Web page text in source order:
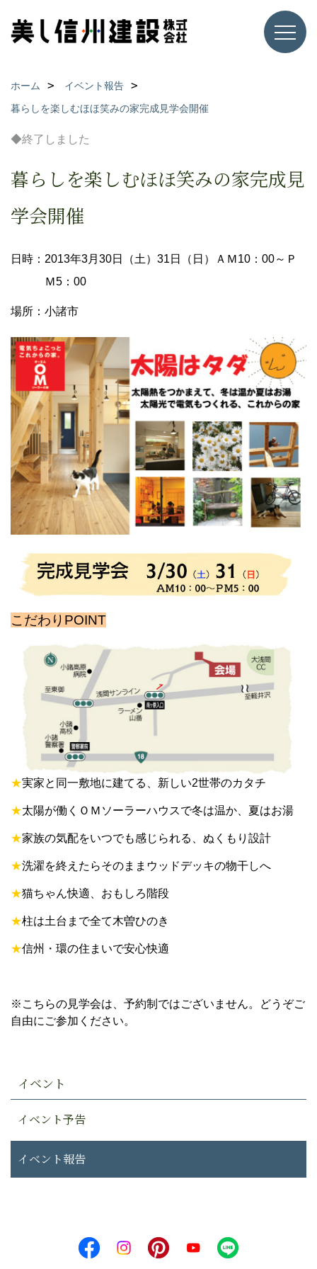
ホーム
イベント報告
暮らしを楽しむほほ笑みの家完成見学会開催
◆終了しました
暮らしを楽しむほほ笑みの家完成見
学会開催
日時：2013年3月30日（土）31日（日）ＡＭ10：00～Ｐ
Ｍ5：00
場所：小諸市
こだわりPOINT
★実家と同一敷地に建てる、新しい2世帯のカタチ
★太陽が働くＯＭソーラーハウスで冬は温か、夏はお湯
★家族の気配をいつでも感じられる、ぬくもり設計
★洗濯を終えたらそのままウッドデッキの物干しへ
★猫ちゃん快適、おもしろ階段
★柱は土台まで全て木曽ひのき
★信州・環の住まいで安心快適
※こちらの見学会は、予約制ではございません。どうぞご
自由にご参加ください。
イベント
イベント予告
イベント報告